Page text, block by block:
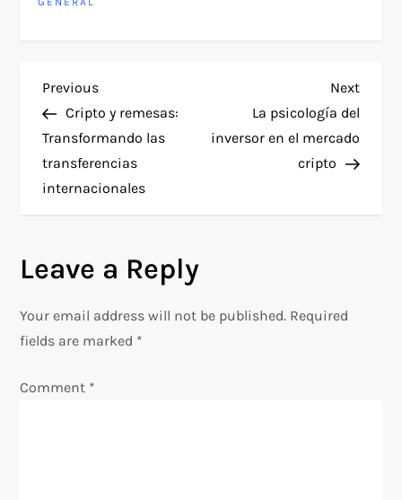
P
o
s
n
a
v
i
Previous
Post
Previous
Cripto y remesas:
Transformando las
transferencias
internacionales
Next
Post
Next
La psicología del
inversor en el mercado
cripto
Leave a Reply
Your email address will not be published. Required
fields are marked *
Comment *